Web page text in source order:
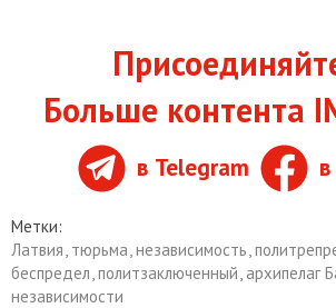
Больше контента
в Telegram
Метки:
Латвия, тюрьма,независимость,
беспредел,политзаключенный, архипелаг
независимости